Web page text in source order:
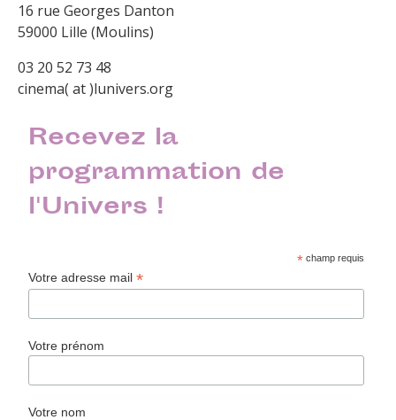
16 rue Georges Danton
59000 Lille (Moulins)
03 20 52 73 48
cinema( at )lunivers.org
Recevez la
programmation de
l'Univers !
* champ requis
Votre adresse mail*
Votre prénom
Votre nom